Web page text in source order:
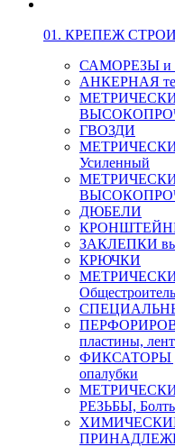
01. КРЕПЕЖ
САМОРЕЗЫ
АНКЕРНАЯ
ГВОЗДИ
Усиленный
ДЮБЕЛИ
КРОНШТЕЙНЫ
ЗАКЛЕПКИ
КРЮЧКИ
пластины,
ФИКСАТОРЫ
опалубки
РЕЗЬБЫ,